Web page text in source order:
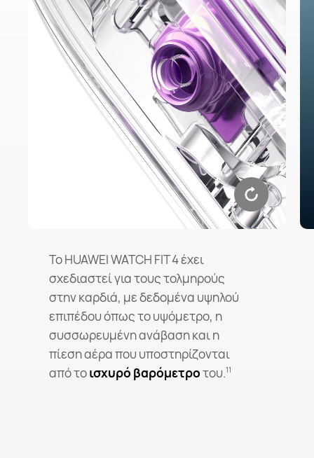
Το HUAWEI WATCH FIT 4 έχει
σχεδιαστεί για τους τολμηρούς
στην καρδιά, με δεδομένα υψηλού
επιπέδου όπως το υψόμετρο, η
συσσωρευμένη ανάβαση και η
πίεση αέρα που υποστηρίζονται
από τοισχυρό βαρόμετροτου.11